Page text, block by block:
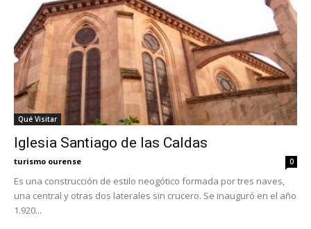
Qué Visitar
Iglesia Santiago de las Caldas
turismo ourense 0
Es una construcción de estilo neogótico formada por tres naves,
una central y otras dos laterales sin crucero. Se inauguró en el año
1.920...